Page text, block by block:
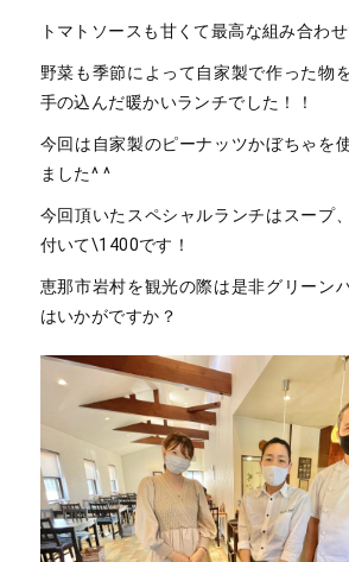
トマトソースも甘くて最高な組み合わ
野菜も季節によって自家製で作った物
手の込んだ暖かいランチでした！！
今回は自家製のピーナッツかぼちゃを
ました^ ^
今回頂いたスペシャルランチはスープ
付いて\1400です！
恵那市岩村を観光の際は是非グリーン
はいかがですか？